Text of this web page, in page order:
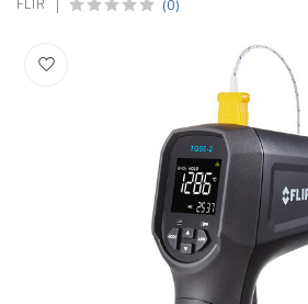
FLIR (0)